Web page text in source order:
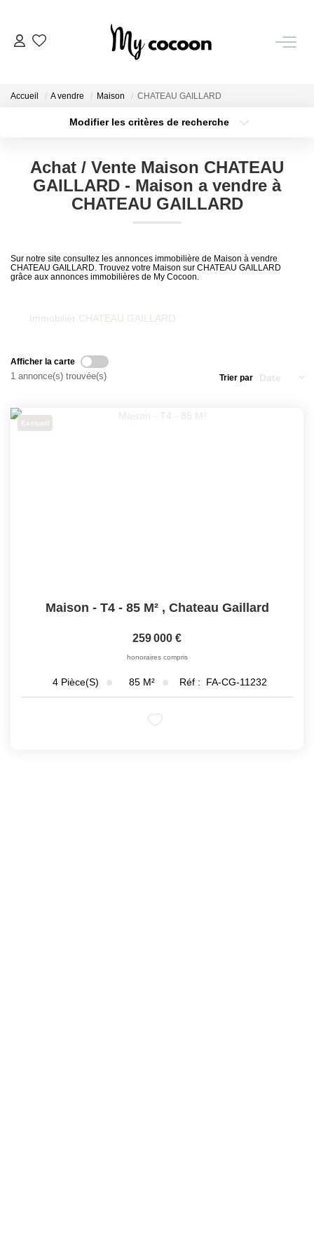
NOS PRESTATIONS
NOTRE AGENCE
Qui Sommes-Nous
CONTACT
Accueil A vendre Maison CHATEAU GAILLARD
Modifier les critères de recherche
Surface min
Plus de critères Créer une alerte
Achat / Vente Maison CHATEAU
GAILLARD - Maison a vendre à
CHATEAU GAILLARD
Sur notre site consultez les annonces immobilière de Maison à vendre
CHATEAU GAILLARD. Trouvez votre Maison sur CHATEAU GAILLARD
grâce aux annonces immobilières de My Cocoon.
Immobilier CHATEAU GAILLARD
Afficher la carte
1 annonce(s) trouvée(s) Trier par
Exclusif
Maison - T4 - 85 M² , Chateau Gaillard
259 000 €
honoraires compris
4 Pièce(s) 85 M² Réf : FA-CG-11232